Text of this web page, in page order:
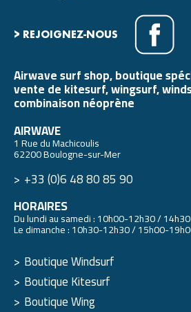
> REJOIGNEZ-NOUS
Airwave surf shop, boutique
vente de kitesurf, wingsurf,
combinaison néoprène
AIRWAVE
1 Rue du Machicoulis
62200 Boulogne-sur-Mer
+33 (0)6 48 80 85 90
HORAIRES
Du lundi au samedi : 10h00-12h30 /
Le dimanche : 10h30-12h30 / 15h00-
Boutique Windsurf
Boutique Kitesurf
Boutique Wing